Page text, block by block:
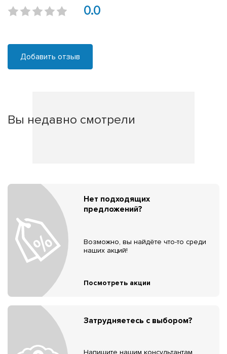
0.0
Добавить отзыв
Вы недавно смотрели
Нет подходящих
предложений?
Возможно, вы найдёте что-то среди
наших акций!
Посмотреть акции
Затрудняетесь с выбором?